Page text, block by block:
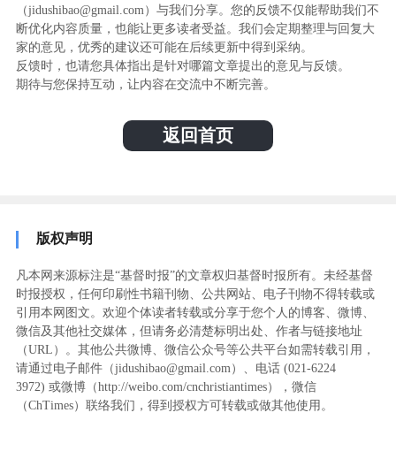
（jidushibao@gmail.com）与我们分享。您的反馈不仅能帮助我们不
断优化内容质量，也能让更多读者受益。我们会定期整理与回复大
家的意见，优秀的建议还可能在后续更新中得到采纳。
反馈时，也请您具体指出是针对哪篇文章提出的意见与反馈。
期待与您保持互动，让内容在交流中不断完善。
返回首页
版权声明
凡本网来源标注是“基督时报”的文章权归基督时报所有。未经基督
时报授权，任何印刷性书籍刊物、公共网站、电子刊物不得转载或
引用本网图文。欢迎个体读者转载或分享于您个人的博客、微博、
微信及其他社交媒体，但请务必清楚标明出处、作者与链接地址
（URL）。其他公共微博、微信公众号等公共平台如需转载引用，
请通过电子邮件（jidushibao@gmail.com）、电话 (021-6224
3972) ‬或微博（http://weibo.com/cnchristiantimes），微信
（ChTimes）联络我们，得到授权方可转载或做其他使用。